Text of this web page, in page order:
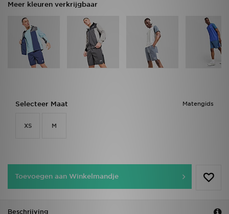
Meer kleuren verkrijgbaar
Matengids
Selecteer Maat
XS M
Toevoegen aan Winkelmandje
Beschrijving